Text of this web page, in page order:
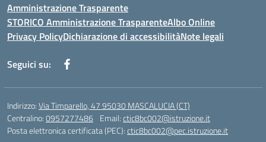
Amministrazione Trasparente
STORICO Amministrazione TrasparenteAlbo Online
Privacy PolicyDichiarazione di accessibilitàNote legali
Seguici su:
Indirizzo:Via Timparello, 47 95030 MASCALUCIA (CT)
Centralino:0957277486 Email:ctic8bc002@istruzione.it
Posta elettronica certificata (PEC):ctic8bc002@pec.istruzione.it